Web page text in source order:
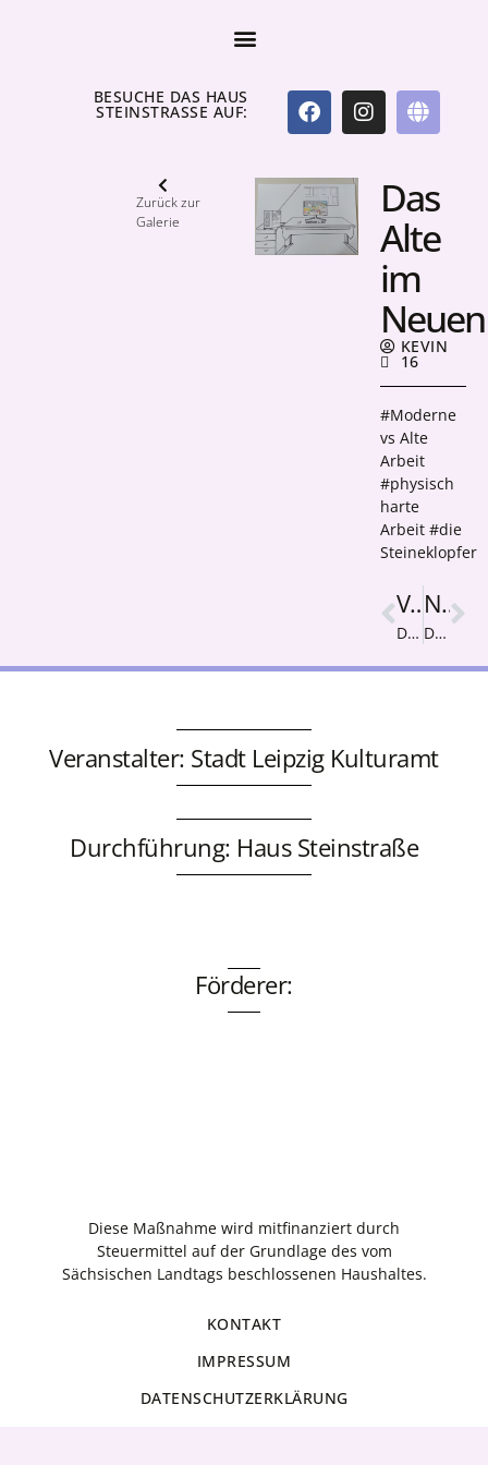
BESUCHE DAS HAUS
STEINSTRASSE AUF:
Zurück zur
Galerie
Das
Alte
im
Neuen
KEVIN
16
#Moderne
vs Alte
Arbeit
#physisch
harte
Arbeit #die
Steineklopfer
Vorige
Darstellung einer Eulenwelt
Nächster
Das bunte Netz
Veranstalter: Stadt Leipzig Kulturamt
Durchführung: Haus Steinstraße
Förderer:
Diese Maßnahme wird mitfinanziert durch
Steuermittel auf der Grundlage des vom
Sächsischen Landtags beschlossenen Haushaltes.
KONTAKT
IMPRESSUM
DATENSCHUTZERKLÄRUNG